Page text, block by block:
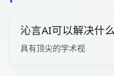
沁言AI可以解决什
具有顶尖的学术视